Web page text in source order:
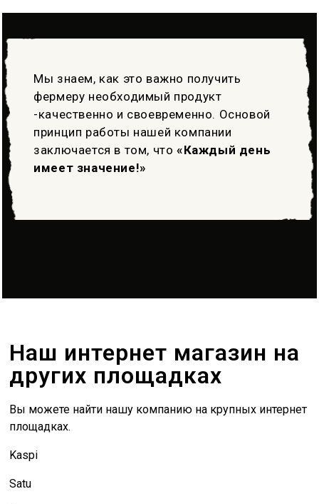
Мы знаем, как это важно получить
фермеру необходимый продукт
-качественно и своевременно. Основой
принцип работы нашей компании
заключается в том, что «Каждый день
имеет значение!»
Наш интернет магазин на
других площадках
Вы можете найти нашу компанию на крупных интернет
площадках.
Kaspi
Satu